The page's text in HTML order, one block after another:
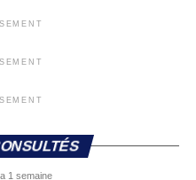
1 semaine